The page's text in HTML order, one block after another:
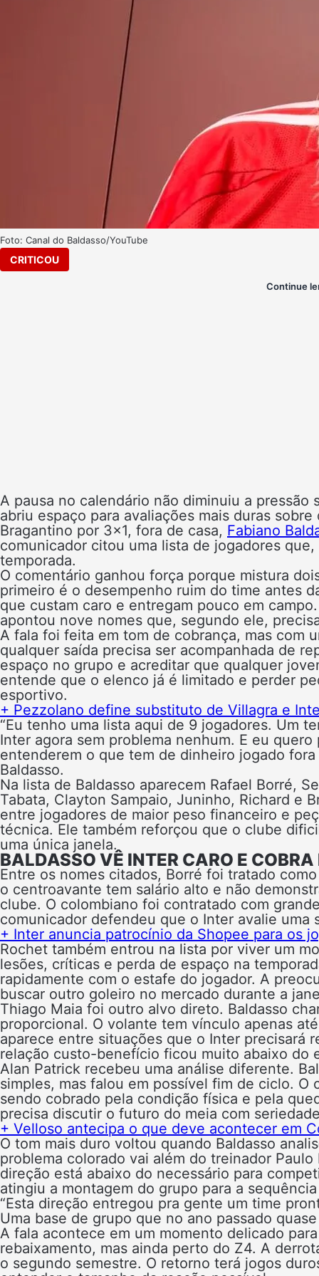
Foto: Canal do Baldasso/YouTube
CRITICOU
Continue
A pausa no calendário não diminuiu a pressão
abriu espaço para avaliações mais duras
Bragantino por 3×1, fora de casa, Fabiano
comunicador citou uma lista de jogadores
temporada.
O comentário ganhou força porque mistura
primeiro é o desempenho ruim do time antes
que custam caro e entregam pouco em
apontou nove nomes que, segundo ele,
A fala foi feita em tom de cobrança, mas com
qualquer saída precisa ser acompanhada de
espaço no grupo e acreditar que qualquer
entende que o elenco já é limitado e perder
esportivo.
+ Pezzolano define substituto de Villagra e
“Eu tenho uma lista aqui de 9 jogadores. Um
Inter agora sem problema nenhum. E eu
entenderem o que tem de dinheiro jogado
Baldasso.
Na lista de Baldasso aparecem Rafael Borré,
Tabata, Clayton Sampaio, Juninho, Richard e
entre jogadores de maior peso financeiro e
técnica. Ele também reforçou que o clube
uma única janela.
BALDASSO VÊ INTER CARO E
Entre os nomes citados, Borré foi tratado
o centroavante tem salário alto e não
clube. O colombiano foi contratado com
comunicador defendeu que o Inter avalie uma
+ Inter anuncia patrocínio da Shopee para os
Rochet também entrou na lista por viver um
lesões, críticas e perda de espaço na
rapidamente com o estafe do jogador. A
buscar outro goleiro no mercado durante a
Thiago Maia foi outro alvo direto. Baldasso
proporcional. O volante tem vínculo apenas
aparece entre situações que o Inter precisará
relação custo-benefício ficou muito abaixo do
Alan Patrick recebeu uma análise diferente.
simples, mas falou em possível fim de ciclo.
sendo cobrado pela condição física e pela
precisa discutir o futuro do meia com
+ Velloso antecipa o que deve acontecer em
O tom mais duro voltou quando Baldasso
problema colorado vai além do treinador
direção está abaixo do necessário para
atingiu a montagem do grupo para a
“Esta direção entregou pra gente um time
Uma base de grupo que no ano passado
A fala acontece em um momento delicado
rebaixamento, mas ainda perto do Z4. A
o segundo semestre. O retorno terá jogos